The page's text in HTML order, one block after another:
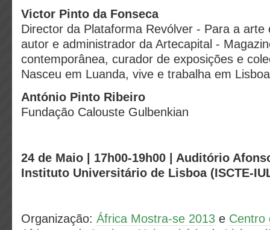
Victor Pinto da Fonseca
Director da Plataforma Revólver - Para a arte
autor e administrador da Artecapital -
contemporânea, curador de exposições e
Nasceu em Luanda, vive e trabalha em
António Pinto Ribeiro
Fundação Calouste Gulbenkian
24 de Maio | 17h00-19h00 | Auditório
Instituto Universitário de Lisboa (ISCTE-
Organização: África Mostra-se 2013 e Centro